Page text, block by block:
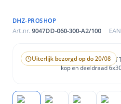
DHZ-PROSHOP
Art.nr.9047DD-060-300-A2/100 EAN
Uiterlijk bezorgd op do 20/08